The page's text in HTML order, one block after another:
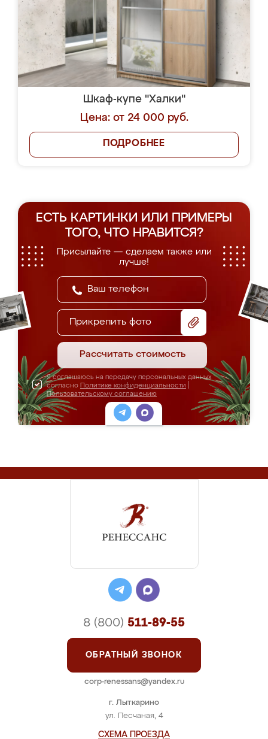
Шкаф-купе "Халки"
Цена: от 24 000 руб.
ПОДРОБНЕЕ
ЕСТЬ КАРТИНКИ ИЛИ ПРИМЕРЫ
ТОГО, ЧТО НРАВИТСЯ?
Присылайте — сделаем также или
лучше!
Прикрепить фото
Рассчитать стоимость
Я соглашаюсь на передачу персональных данных
согласно Политике конфиденциальности
Пользовательскому соглашению
г. Лыткарино
ул. Песчаная, 4
СХЕМА ПРОЕЗДА
8 (800) 511-89-55
ОБРАТНЫЙ ЗВОНОК
corp-renessans@yandex.ru